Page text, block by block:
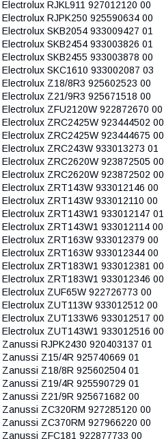
Electrolux RJKL911 927012120 00
Electrolux RJPK250 925590634 00
Electrolux SKB2054 933009427 01
Electrolux SKB2454 933003826 01
Electrolux SKB2455 933003878 00
Electrolux SKC1610 933002087 03
Electrolux Z18/8R3 925602523 00
Electrolux Z21/9R3 925671518 00
Electrolux ZFU2120W 922872670 00
Electrolux ZRC2425W 923444502 00
Electrolux ZRC2425W 923444675 00
Electrolux ZRC243W 933013273 01
Electrolux ZRC2620W 923872505 00
Electrolux ZRC2620W 923872502 00
Electrolux ZRT143W 933012146 00
Electrolux ZRT143W 933012110 00
Electrolux ZRT143W1 933012147 01
Electrolux ZRT143W1 933012114 00
Electrolux ZRT163W 933012379 00
Electrolux ZRT163W 933012344 00
Electrolux ZRT183W1 933012381 00
Electrolux ZRT183W1 933012346 00
Electrolux ZUF65W 922726773 00
Electrolux ZUT113W 933012512 00
Electrolux ZUT133W6 933012517 00
Electrolux ZUT143W1 933012516 00
Zanussi RJPK2430 920403137 01
Zanussi Z15/4R 925740669 01
Zanussi Z18/8R 925602504 01
Zanussi Z19/4R 925590729 01
Zanussi Z21/9R 925671682 00
Zanussi ZC320RM 927285120 00
Zanussi ZC370RM 927966220 00
Zanussi ZFC181 922877733 00